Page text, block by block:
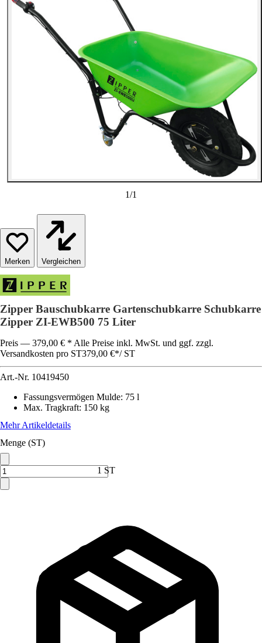
1/1
Vergleichen
Zipper Bauschubkarre Gartenschubkarre Schubkarre
Zipper ZI-EWB500 75 Liter
Preis — 379,00 € * Alle Preise inkl. MwSt. und ggf. zzgl.
Versandkosten pro ST379,00 €*/ ST
Art.-Nr. 10419450
Fassungsvermögen Mulde: 75 l
Max. Tragkraft: 150 kg
Mehr Artikeldetails
Menge (ST)
1 ST